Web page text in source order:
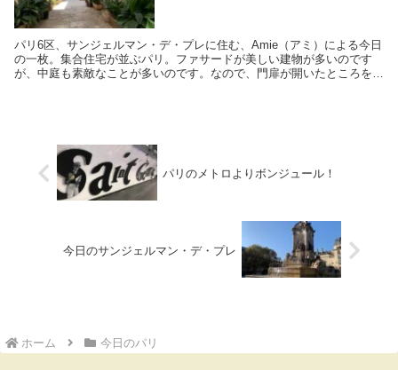
パリ6区、サンジェルマン・デ・プレに住む、Amie（アミ）による今日
の一枚。集合住宅が並ぶパリ。ファサードが美しい建物が多いのです
が、中庭も素敵なことが多いのです。なので、門扉が開いたところを通
パリのメトロよりボンジュール！
今日のサンジェルマン・デ・プレ
ホーム 今日のパリ